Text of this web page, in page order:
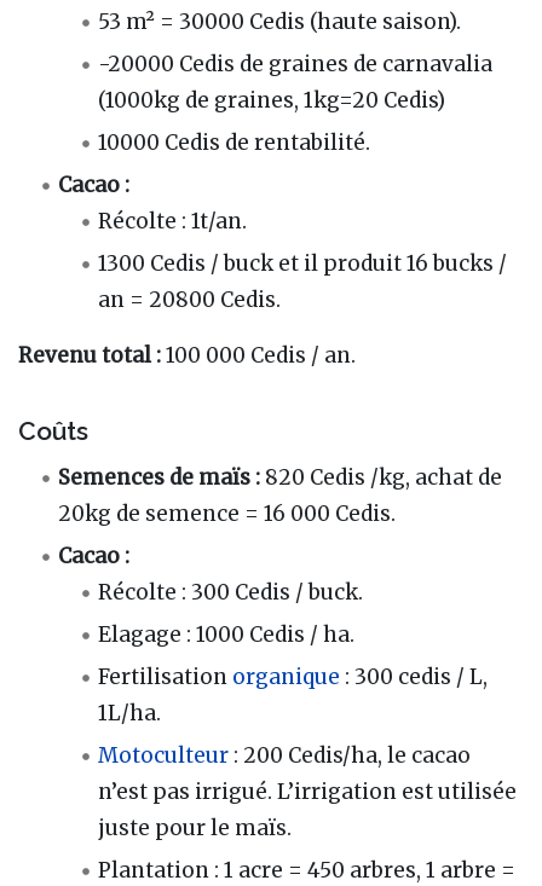
53 m² = 30000 Cedis (haute saison).
-20000 Cedis de graines de carnavalia
(1000kg de graines, 1kg=20 Cedis)
10000 Cedis de rentabilité.
Cacao :
Récolte : 1t/an.
1300 Cedis / buck et il produit 16 bucks /
an = 20800 Cedis.
Revenu total :100 000 Cedis / an.
Coûts
Semences de maïs : 820 Cedis /kg, achat de
20kg de semence = 16 000 Cedis.
Cacao :
Récolte : 300 Cedis / buck.
Elagage : 1000 Cedis / ha.
Fertilisation organique : 300 cedis / L,
1L/ha.
Motoculteur : 200 Cedis/ha, le cacao
n’est pas irrigué. L’irrigation est utilisée
juste pour le maïs.
Plantation : 1 acre = 450 arbres, 1 arbre =